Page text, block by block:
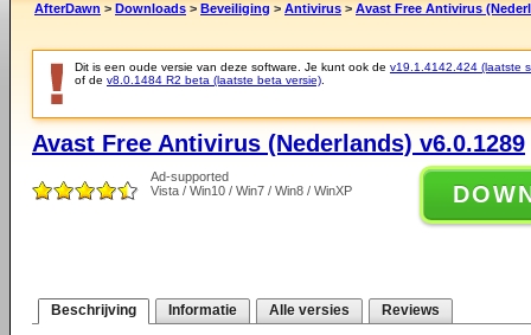
AfterDawn > Downloads > Beveiliging > Antivirus > Avast Free Antivirus
Dit is een oude versie van deze software. Je kunt ook de v19.1.4142.424 (laatste
of de v8.0.1484 R2 beta (laatste beta versie)
Avast Free Antivirus (Nederlands) v6.0.1289
Ad-supported
Vista / Win10 / Win7 / Win8 / WinXP
Beschrijving Informatie Alle versies Reviews